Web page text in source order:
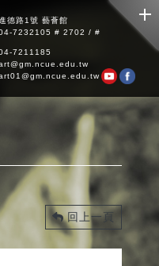
德路1號 藝薈館
04-7232105 # 2702 / #
7211185
回上一頁